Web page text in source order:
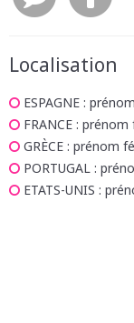
Localisation
ESPAGNE :
FRANCE : prénom
GRÈCE : prénom
PORTUGAL :
ETATS-UNIS :